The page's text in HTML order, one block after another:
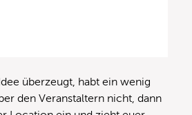
überzeugt, habt ein wenig
den Veranstaltern nicht, dann